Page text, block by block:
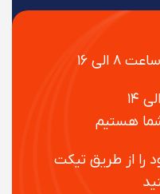
۱۶
از طریق تیکت